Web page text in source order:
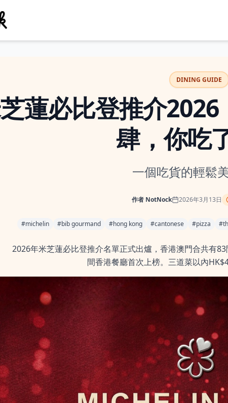
DINING GUIDE
蓮必比登推介
肆，你吃
一個吃貨的輕鬆
作者 NotNock 2026年3月13日
#michelin #bib gourmand #hong kong #cantonese #pizza #
2026年米芝蓮必比登推介名單正式出爐，香港澳門合共有
間香港餐廳首次上榜。三道菜以內